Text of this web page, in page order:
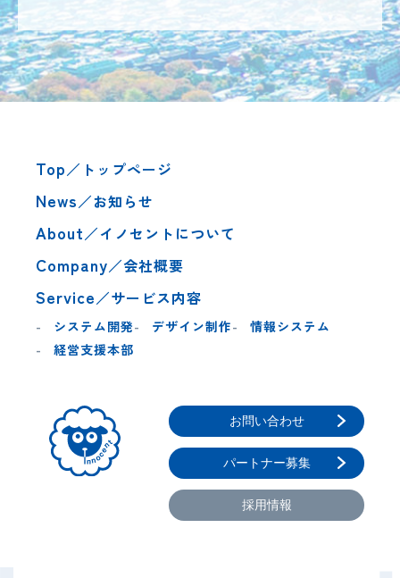
Top／トップページ
News／お知らせ
About／イノセントについて
Company／会社概要
Service／サービス内容
システム開発 デザイン制作
情報システム
経営支援本部
お問い合わせ
パートナー募集
採用情報